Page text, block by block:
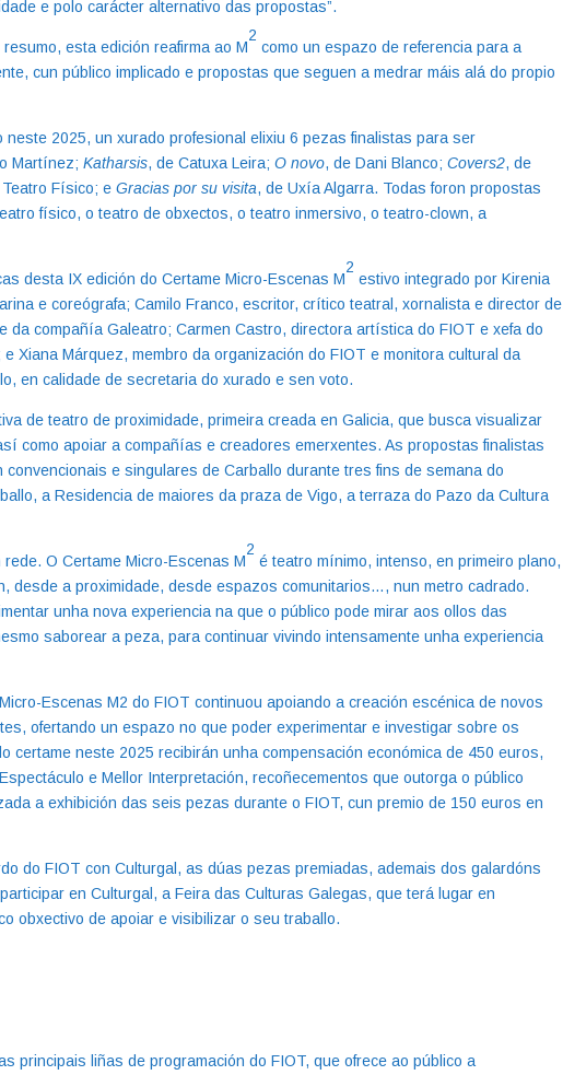
e polo carácter alternativo das propostas”.
esta edición reafirma ao M
2
como un espazo de referencia para a
cun público implicado e propostas que seguen a medrar máis alá do propio
2025, un xurado profesional elixiu 6 pezas finalistas para ser
Martínez;Katharsis, de Catuxa Leira;O novo, de Dani Blanco;Covers2, de
Teatro Físico; eGracias por su visita, de Uxía Algarra. Todas foron propostas
físico, o teatro de obxectos, o teatro inmersivo, o teatro-clown, a
desta IX edición do Certame Micro-Escenas M
2
estivo integrado por Kirenia
e coreógrafa; Camilo Franco, escritor, crítico teatral, xornalista e director de
da compañía Galeatro; Carmen Castro, directora artística do FIOT e xefa do
Xiana Márquez, membro da organización do FIOT e monitora cultural da
en calidade de secretaria do xurado e sen voto.
de teatro de proximidade, primeira creada en Galicia, que busca visualizar
como apoiar a compañías e creadores emerxentes. As propostas finalistas
e singulares de Carballo durante tres fins de semana do
a Residencia de maiores da praza de Vigo, a terraza do Pazo da Cultura
O Certame Micro-Escenas M
2
é teatro mínimo, intenso, en primeiro plano,
desde a proximidade, desde espazos comunitarios…, nun metro cadrado.
unha nova experiencia na que o público pode mirar aos ollos das
saborear a peza, para continuar vivindo intensamente unha experiencia
Escenas M2 do FIOT continuou apoiando a creación escénica de novos
ofertando un espazo no que poder experimentar e investigar sobre os
certame neste 2025 recibirán unha compensación económica de 450 euros,
e Mellor Interpretación, recoñecementos que outorga o público
a exhibición das seis pezas durante o FIOT, cun premio de 150 euros en
do FIOT con Culturgal, as dúas pezas premiadas, ademais dos galardóns
en Culturgal, a Feira das Culturas Galegas, que terá lugar en
obxectivo de apoiar e visibilizar o seu traballo.
principais liñas de programación do FIOT, que ofrece ao público a